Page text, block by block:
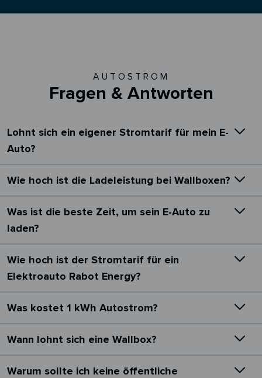
AUTOSTROM
Fragen & Antworten
Lohnt sich ein eigener Stromtarif für mein E-
Auto?
Wie hoch ist die Ladeleistung bei Wallboxen?
Was ist die beste Zeit, um sein E-Auto zu
laden?
Wie hoch ist der Stromtarif für ein
Elektroauto Rabot Energy?
Was kostet 1 kWh Autostrom?
Wann lohnt sich eine Wallbox?
Warum sollte ich keine öffentliche